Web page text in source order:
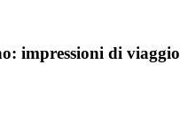
impressioni di viaggio